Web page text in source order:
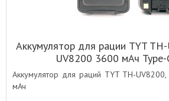
Аккумулятор для рации TYT
UV8200 3600 мАч Type-
Аккумулятор для раций TYT TH-
мАч